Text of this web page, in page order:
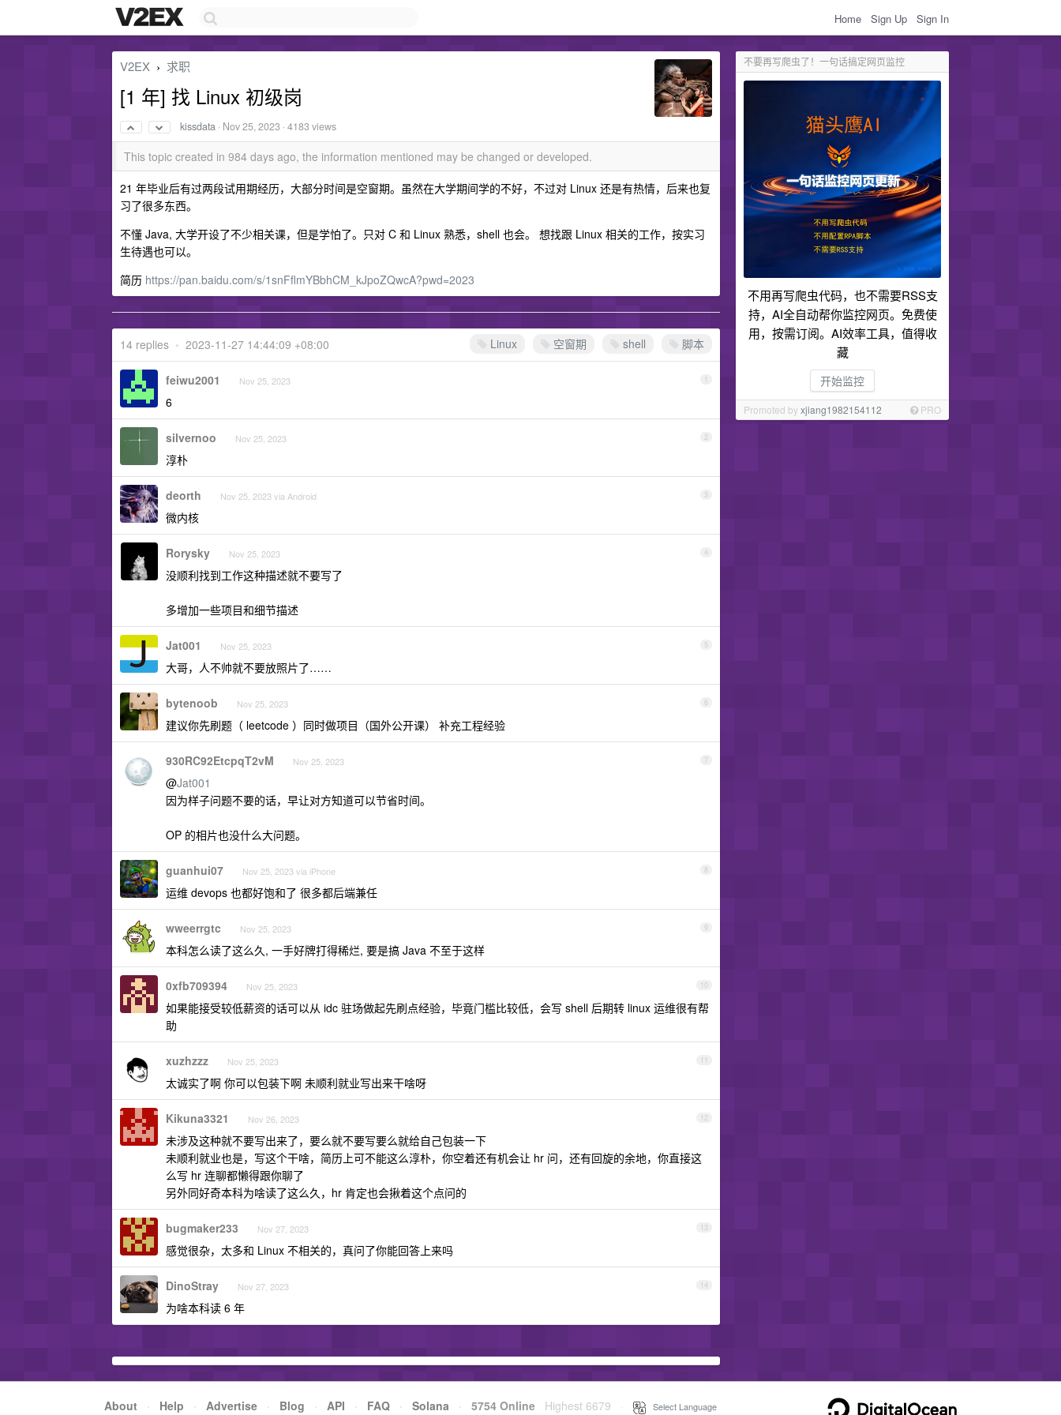
Home Sign Up Sign In
不要再写爬虫了！一句话搞定网页监控
不用再写爬虫代码，也不需要RSS支
持，AI全自动帮你监控网页。免费使
用，按需订阅。AI效率工具，值得收
藏
开始监控
Promoted byxjiang1982154112 PRO
V2EX › 求职
[1 年] 找 Linux 初级岗
kissdata · Nov 25, 2023 · 4183 views
This topic created in 984 days ago, the information mentioned may be changed or developed.
21 年毕业后有过两段试用期经历，大部分时间是空窗期。虽然在大学期间学的不好，不过对 Linux 还是有热情，后来也复
习了很多东西。
不懂 Java, 大学开设了不少相关课，但是学怕了。只对 C 和 Linux 熟悉，shell 也会。 想找跟 Linux 相关的工作，按实习
生待遇也可以。
简历 https://pan.baidu.com/s/1snFflmYBbhCM_kJpoZQwcA?pwd=2023
Linux 空窗期 shell 脚本
14 replies • 2023-11-27 14:44:09 +08:00
1
feiwu2001 Nov 25, 2023
6
2
silvernoo Nov 25, 2023
淳朴
3
deorth Nov 25, 2023 via Android
微内核
4
Rorysky Nov 25, 2023
没顺利找到工作这种描述就不要写了
多增加一些项目和细节描述
5
Jat001 Nov 25, 2023
大哥，人不帅就不要放照片了……
6
bytenoob Nov 25, 2023
建议你先刷题（ leetcode ）同时做项目（国外公开课） 补充工程经验
7
930RC92EtcpqT2vM Nov 25, 2023
@Jat001
因为样子问题不要的话，早让对方知道可以节省时间。
OP 的相片也没什么大问题。
8
guanhui07 Nov 25, 2023 via iPhone
运维 devops 也都好饱和了 很多都后端兼任
9
wweerrgtc Nov 25, 2023
本科怎么读了这么久, 一手好牌打得稀烂, 要是搞 Java 不至于这样
10
0xfb709394 Nov 25, 2023
如果能接受较低薪资的话可以从 idc 驻场做起先刷点经验，毕竟门槛比较低，会写 shell 后期转 linux 运维很有帮
助
11
xuzhzzz Nov 25, 2023
太诚实了啊 你可以包装下啊 未顺利就业写出来干啥呀
12
Kikuna3321 Nov 26, 2023
未涉及这种就不要写出来了，要么就不要写要么就给自己包装一下
未顺利就业也是，写这个干啥，简历上可不能这么淳朴，你空着还有机会让 hr 问，还有回旋的余地，你直接这
么写 hr 连聊都懒得跟你聊了
另外同好奇本科为啥读了这么久，hr 肯定也会揪着这个点问的
13
bugmaker233 Nov 27, 2023
感觉很杂，太多和 Linux 不相关的，真问了你能回答上来吗
14
DinoStray Nov 27, 2023
为啥本科读 6 年
About · Help · Advertise · Blog · API · FAQ · Solana · 5754 Online Highest 6679 Select Language